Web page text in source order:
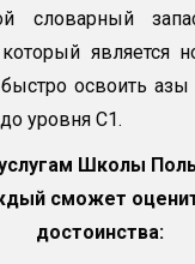
словарный
который является
освоить
уровня C1.
Школы
сможет
достоинства: